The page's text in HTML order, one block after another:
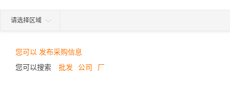
请选择区域
您可以 发布采购信息
您可以搜索
批发 公司 厂